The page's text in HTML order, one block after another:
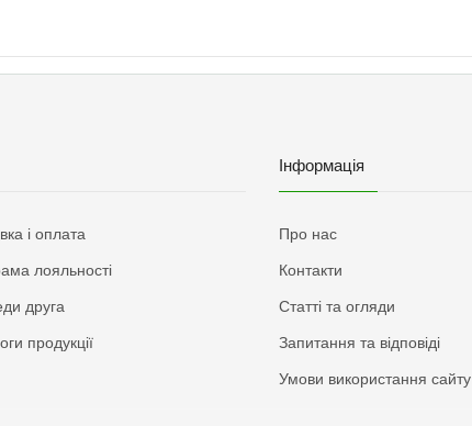
і оплата
лояльності
друга
продукції
Інформація
Про нас
Контакти
Статті та огляди
Запитання та відповіді
Умови використання сайту